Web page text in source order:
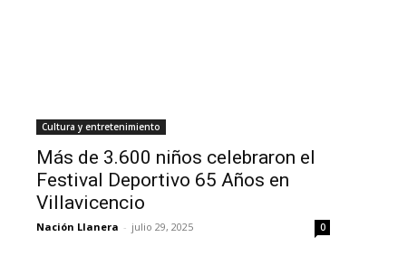
Cultura y entretenimiento
Más de 3.600 niños celebraron el
Festival Deportivo 65 Años en
Villavicencio
Nación Llanera - julio 29, 2025 0